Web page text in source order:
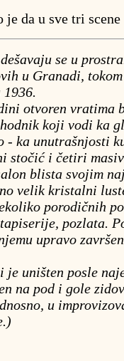
je da u sve tri
se u
u Granadi,
otvoren vratima
koji vodi ka
- ka unutrašnjosti
stočić i četiri
blista svojim
velik kristalni
porodičnih
pozlata.
upravo
je uništen posle
na pod i gole
u